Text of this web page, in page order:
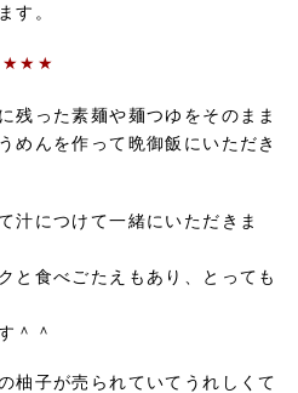
す。
★★★
残った素麺や麺つゆをそのまま
めんを作って晩御飯にいただき
汁につけて一緒にいただきま
と食べごたえもあり、とっても
＾＾
柚子が売られていてうれしくて